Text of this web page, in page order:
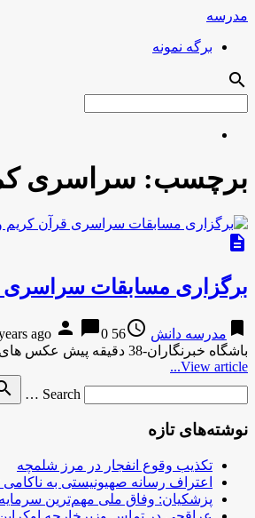
مدرسه
برگه نمونه
search
برچسب: سراسری
description
برگزاری مسابقات سراسری
bookmark مدرسه دانش access_time
56 years ago
person chat_bubble0
باشگاه خبرنگاران-38 دقیقه پیش عکس های داغ جدید تلگرام
View article...
Search …
نوشته‌های تازه
تکذیب وقوع انفجار در مرز شلمچه
اعتراف رسانه صهیونیستی به ناکامی
پزشکیان: وفاق ملی مهم‌ترین